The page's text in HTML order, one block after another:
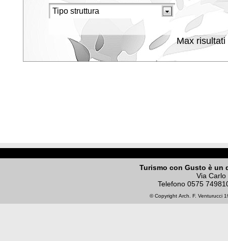
Max risultati
Turismo con Gusto è un
Via
Telefono 0575
© Copyright Arch. F. Venturucci